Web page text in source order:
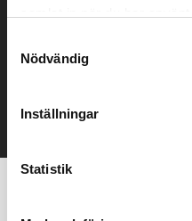
Nödvändig
Inställningar
Statistik
Kontakta oss här för att få